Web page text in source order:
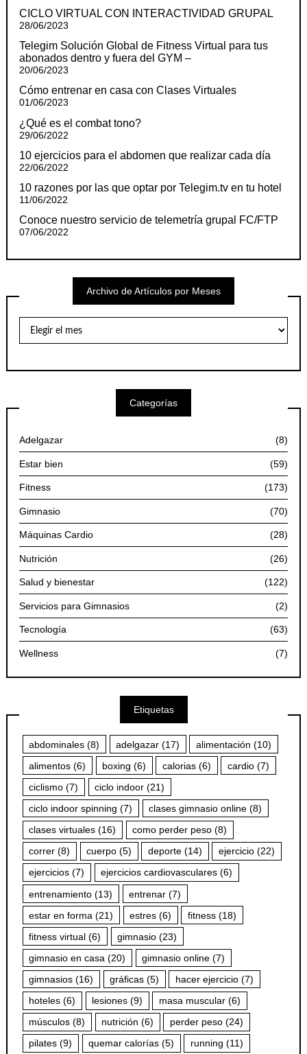
CICLO VIRTUAL CON INTERACTIVIDAD GRUPAL
28/06/2023
Telegim Solución Global de Fitness Virtual para tus
abonados dentro y fuera del GYM –
20/06/2023
Cómo entrenar en casa con Clases Virtuales
01/06/2023
¿Qué es el combat tono?
29/06/2022
10 ejercicios para el abdomen que realizar cada día
22/06/2022
10 razones por las que optar por Telegim.tv en tu hotel
11/06/2022
Conoce nuestro servicio de telemetría grupal FC/FTP
07/06/2022
Archivo de Artículos por Meses
Artículos
Categorías
Adelgazar (8)
Estar bien (59)
Fitness (173)
Gimnasio (70)
Máquinas Cardio (28)
Nutrición (26)
Salud y bienestar (122)
Servicios para Gimnasios (2)
Tecnología (63)
Wellness (7)
Etiquetas
abdominales (8) adelgazar (17) alimentación (10)
alimentos (6) boxing (6) calorias (6) cardio (7)
ciclismo (7) ciclo indoor (21)
ciclo indoor spinning (7) clases gimnasio online (8)
clases virtuales (16) como perder peso (8)
correr (8) cuerpo (5) deporte (14) ejercicio (22)
ejercicios (7) ejercicios cardiovasculares (6)
entrenamiento (13) entrenar (7)
estar en forma (21) estres (6) fitness (18)
fitness virtual (6) gimnasio (23)
gimnasio en casa (20) gimnasio online (7)
gimnasios (16) gráficas (5) hacer ejercicio (7)
hoteles (6) lesiones (9) masa muscular (6)
músculos (8) nutrición (6) perder peso (24)
pilates (9) quemar calorías (5) running (11)